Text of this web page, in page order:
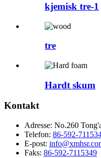
kjemisk tre-1
tre
Hardt skum
Kontakt
Adresse: No.260
Telefon: 86-592-
E-post:
Faks: 86-592-7115349